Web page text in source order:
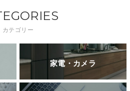
カテゴリー
家電・カメラ